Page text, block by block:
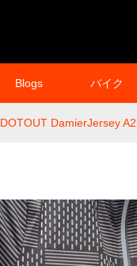
Blogs バイク
DOTOUT DamierJersey